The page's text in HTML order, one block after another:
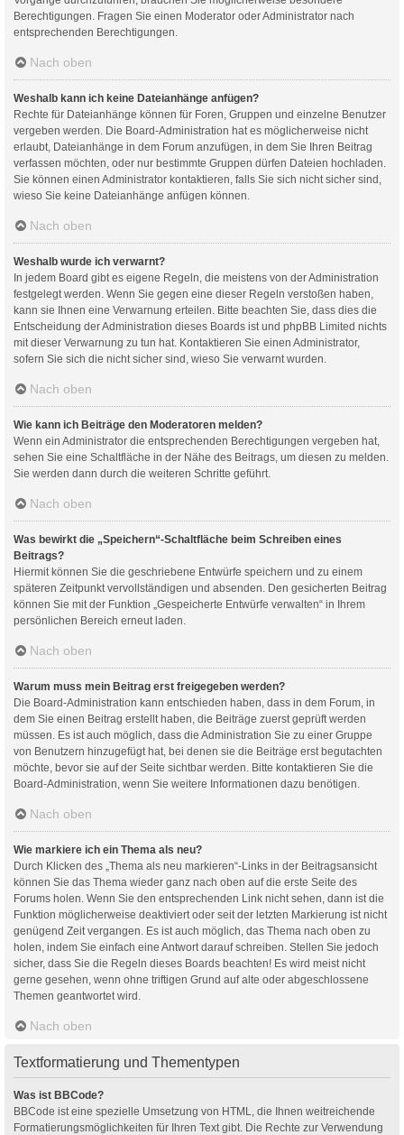
Berechtigungen. Fragen Sie einen Moderator oder Administrator nach
entsprechenden Berechtigungen.
Nach oben
Weshalb kann ich keine Dateianhänge anfügen?
Rechte für Dateianhänge können für Foren, Gruppen und einzelne Benutzer
vergeben werden. Die Board-Administration hat es möglicherweise nicht
erlaubt, Dateianhänge in dem Forum anzufügen, in dem Sie Ihren Beitrag
verfassen möchten, oder nur bestimmte Gruppen dürfen Dateien hochladen.
Sie können einen Administrator kontaktieren, falls Sie sich nicht sicher sind,
wieso Sie keine Dateianhänge anfügen können.
Nach oben
Weshalb wurde ich verwarnt?
In jedem Board gibt es eigene Regeln, die meistens von der Administration
festgelegt werden. Wenn Sie gegen eine dieser Regeln verstoßen haben,
kann sie Ihnen eine Verwarnung erteilen. Bitte beachten Sie, dass dies die
Entscheidung der Administration dieses Boards ist und phpBB Limited nichts
mit dieser Verwarnung zu tun hat. Kontaktieren Sie einen Administrator,
sofern Sie sich die nicht sicher sind, wieso Sie verwarnt wurden.
Nach oben
Wie kann ich Beiträge den Moderatoren melden?
Wenn ein Administrator die entsprechenden Berechtigungen vergeben hat,
sehen Sie eine Schaltfläche in der Nähe des Beitrags, um diesen zu melden.
Sie werden dann durch die weiteren Schritte geführt.
Nach oben
Was bewirkt die „Speichern“-Schaltfläche beim Schreiben eines
Beitrags?
Hiermit können Sie die geschriebene Entwürfe speichern und zu einem
späteren Zeitpunkt vervollständigen und absenden. Den gesicherten Beitrag
können Sie mit der Funktion „Gespeicherte Entwürfe verwalten“ in Ihrem
persönlichen Bereich erneut laden.
Nach oben
Warum muss mein Beitrag erst freigegeben werden?
Die Board-Administration kann entschieden haben, dass in dem Forum, in
dem Sie einen Beitrag erstellt haben, die Beiträge zuerst geprüft werden
müssen. Es ist auch möglich, dass die Administration Sie zu einer Gruppe
von Benutzern hinzugefügt hat, bei denen sie die Beiträge erst begutachten
möchte, bevor sie auf der Seite sichtbar werden. Bitte kontaktieren Sie die
Board-Administration, wenn Sie weitere Informationen dazu benötigen.
Nach oben
Wie markiere ich ein Thema als neu?
Durch Klicken des „Thema als neu markieren“-Links in der Beitragsansicht
können Sie das Thema wieder ganz nach oben auf die erste Seite des
Forums holen. Wenn Sie den entsprechenden Link nicht sehen, dann ist die
Funktion möglicherweise deaktiviert oder seit der letzten Markierung ist nicht
genügend Zeit vergangen. Es ist auch möglich, das Thema nach oben zu
holen, indem Sie einfach eine Antwort darauf schreiben. Stellen Sie jedoch
sicher, dass Sie die Regeln dieses Boards beachten! Es wird meist nicht
gerne gesehen, wenn ohne triftigen Grund auf alte oder abgeschlossene
Themen geantwortet wird.
Nach oben
Textformatierung und Thementypen
Was ist BBCode?
BBCode ist eine spezielle Umsetzung von HTML, die Ihnen weitreichende
Formatierungsmöglichkeiten für Ihren Text gibt. Die Rechte zur Verwendung